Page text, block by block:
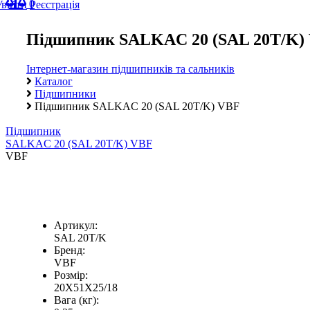
0
Реєстрація
Підшипник SALKAC 20 (SAL 20T/K)
Інтернет-магазин підшипників та сальників
Каталог
Підшипники
Підшипник SALKAC 20 (SAL 20T/K) VBF
Підшипник
SALKAC 20 (SAL 20T/K) VBF
VBF
Артикул:
SAL 20T/K
Бренд:
VBF
Розмір:
20X51X25/18
Вага (кг):